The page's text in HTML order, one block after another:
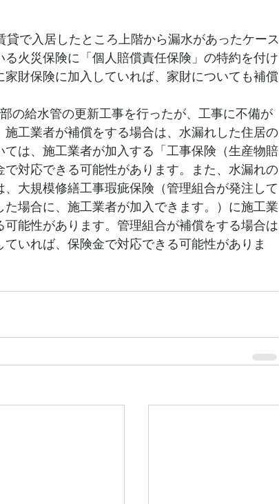
で入居したところ上階から漏水があったケース
火災保険に「個人賠償責任保険」の特約を付け
財保険に加入していれば、家財についても補償
の給水管の更新工事を行ったが、工事に不備が
工業者が補償をする場合は、水漏れした住居の
は、施工業者が加入する「工事保険（生産物賠
対応できる可能性があります。また、水漏れの
大規模修繕工事瑕疵保険（管理組合が発注して
場合に、施工業者が加入できます。）に施工業
能性があります。管理組合が補償をする場合は
いれば、保険金で対応できる可能性がありま